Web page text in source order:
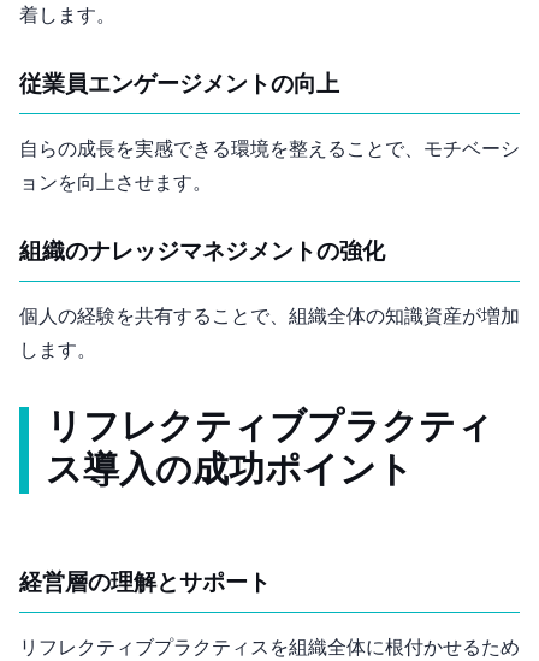
着します。
従業員エンゲージメントの向上
自らの成長を実感できる環境を整えることで、モチベーシ
ョンを向上させます。
組織のナレッジマネジメントの強化
個人の経験を共有することで、組織全体の知識資産が増加
します。
リフレクティブプラクティ
ス導入の成功ポイント
経営層の理解とサポート
リフレクティブプラクティスを組織全体に根付かせるため